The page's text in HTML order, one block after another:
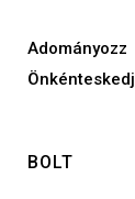
Adományozz
Önkénteskedj
BOLT